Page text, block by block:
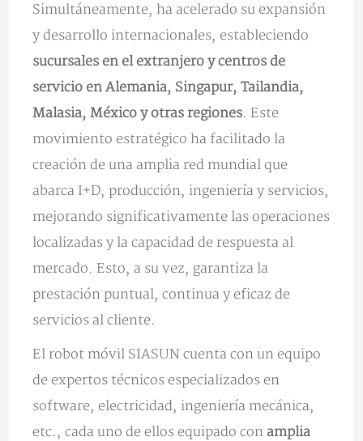
Simultáneamente, ha acelerado su expansión
y desarrollo internacionales, estableciendo
sucursales en el extranjero y centros de
servicio en Alemania, Singapur, Tailandia,
Malasia, México y otras regiones. Este
movimiento estratégico ha facilitado la
creación de una amplia red mundial que
abarca I+D, producción, ingeniería y servicios,
mejorando significativamente las operaciones
localizadas y la capacidad de respuesta al
mercado. Esto, a su vez, garantiza la
prestación puntual, continua y eficaz de
servicios al cliente.
El robot móvil SIASUN cuenta con un equipo
de expertos técnicos especializados en
software, electricidad, ingeniería mecánica,
etc., cada uno de ellos equipado con amplia